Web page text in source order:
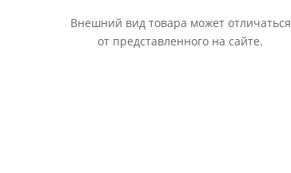
Внешний вид товара может отличаться
от представленного на сайте.